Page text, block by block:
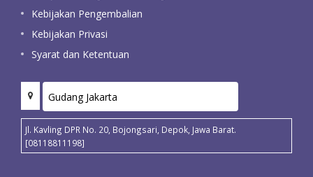
Kebijakan Pengembalian
Kebijakan Privasi
Syarat dan Ketentuan
Jl. Kavling DPR No. 20, Bojongsari, Depok, Jawa Barat.
[08118811198]